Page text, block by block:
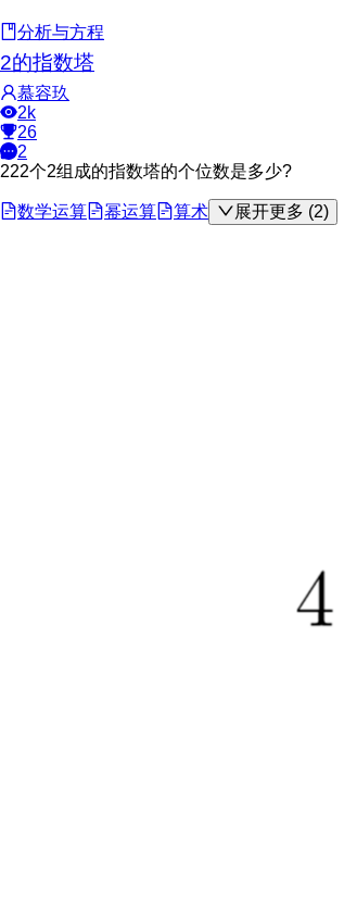
分析与方程
2的指数塔
慕容玖
2k
26
2
222个2组成的指数塔的个位数是多少?
数学运算 幂运算 算术 展开更多 (2)